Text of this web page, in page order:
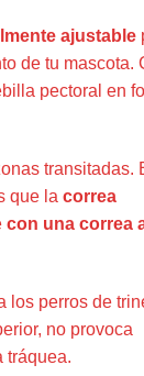
ajustable
de tu mascota.
pectoral en
transitadas.
que la correa
con una correa
los perros de
no provoca
tráquea.